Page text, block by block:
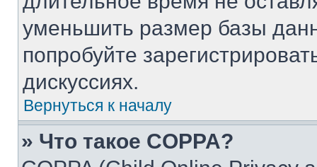
уменьшить размер базы
попробуйте
дискуссиях.
Вернуться к началу
» Что такое COPPA?